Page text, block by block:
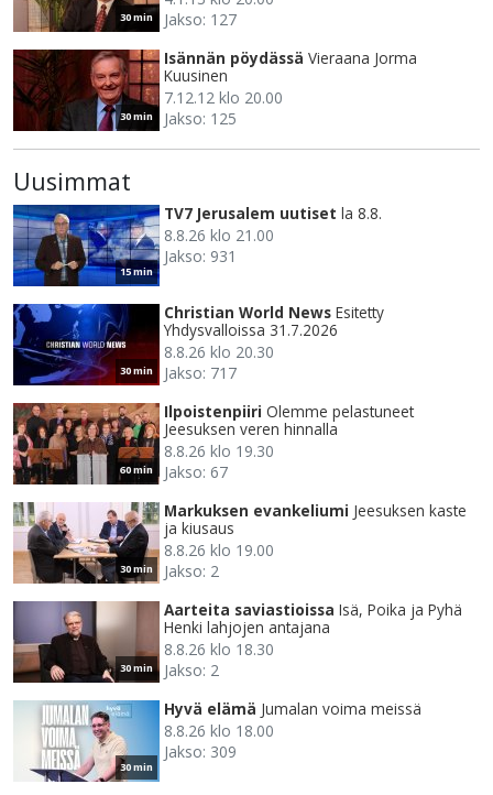
30 min
Jakso: 127
30 min
Isännän pöydässä Vieraana Jorma
Kuusinen
7.12.12 klo 20.00
Jakso: 125
Uusimmat
15 min
TV7 Jerusalem uutiset la 8.8.
8.8.26 klo 21.00
Jakso: 931
30 min
Christian World News Esitetty
Yhdysvalloissa 31.7.2026
8.8.26 klo 20.30
Jakso: 717
60 min
Ilpoistenpiiri Olemme pelastuneet
Jeesuksen veren hinnalla
8.8.26 klo 19.30
Jakso: 67
30 min
Markuksen evankeliumi Jeesuksen kaste
ja kiusaus
8.8.26 klo 19.00
Jakso: 2
30 min
Aarteita saviastioissa Isä, Poika ja Pyhä
Henki lahjojen antajana
8.8.26 klo 18.30
Jakso: 2
30 min
Hyvä elämä Jumalan voima meissä
8.8.26 klo 18.00
Jakso: 309